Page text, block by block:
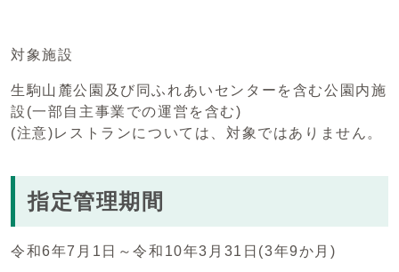
対象施設
生駒山麓公園及び同ふれあいセンターを含む公園内施
設(一部自主事業での運営を含む)
(注意)レストランについては、対象ではありません。
指定管理期間
令和6年7月1日～令和10年3月31日(3年9か月)